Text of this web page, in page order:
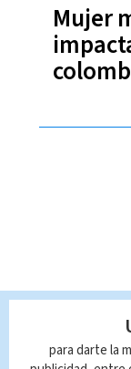
Mujer
para darte la